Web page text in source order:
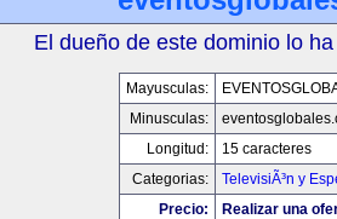
El dueño de este dominio lo
Mayusculas:
Minusculas:
Longitud:
15 caracteres
Categorias:
TelevisiÃ³n y
Precio:
Realizar una